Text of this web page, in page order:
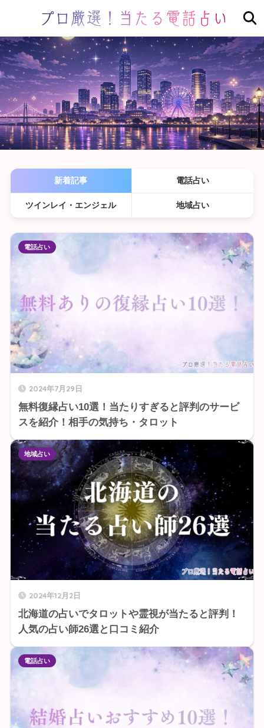
新着記事 電話占い
ツインレイ・エンジェル 地域占い
2024年7月29日
無料復縁占い10選！当たりすぎると評判のサービ
スを紹介！相手の気持ち・タロット
電話占い
2024年12月2日
北海道の占いでタロットや霊視が当たると評判！
人気の占い師26選と口コミ紹介
地域占い
電話占い